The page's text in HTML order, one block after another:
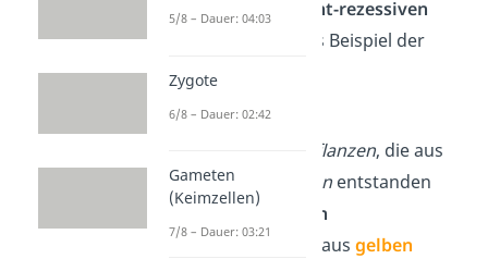
Regel beimdominant-rezessiven
an Mendels Beispiel der
Erbsenpflanzen:
Wir kreuzen jeweils
Erbsenpflanzen, die aus
grünenErbsensamen entstanden
sind, mit
reinerbigen
Erbsenpflanzen
, die ausgelben
5/8 – Dauer: 04:03
Zygote
6/8 – Dauer: 02:42
Gameten
(Keimzellen)
7/8 – Dauer: 03:21